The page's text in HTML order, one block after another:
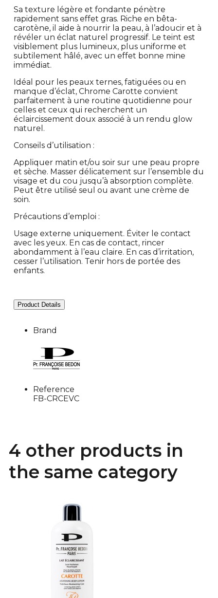
Sa texture légère et fondante pénètre
rapidement sans effet gras. Riche en bêta-
carotène, il aide à nourrir la peau, à l’adoucir et à
révéler un éclat naturel progressif. Le teint est
visiblement plus lumineux, plus uniforme et
subtilement hâlé, avec un effet bonne mine
immédiat.
Idéal pour les peaux ternes, fatiguées ou en
manque d’éclat, Chrome Carotte convient
parfaitement à une routine quotidienne pour
celles et ceux qui recherchent un
éclaircissement doux associé à un rendu glow
naturel.
Conseils d’utilisation :
Appliquer matin et/ou soir sur une peau propre
et sèche. Masser délicatement sur l’ensemble du
visage et du cou jusqu’à absorption complète.
Peut être utilisé seul ou avant une crème de
soin.
Précautions d’emploi :
Usage externe uniquement. Éviter le contact
avec les yeux. En cas de contact, rincer
abondamment à l’eau claire. En cas d’irritation,
cesser l’utilisation. Tenir hors de portée des
enfants.
Product Details
Brand
Reference
FB-CRCEVC
4 other products in
the same category